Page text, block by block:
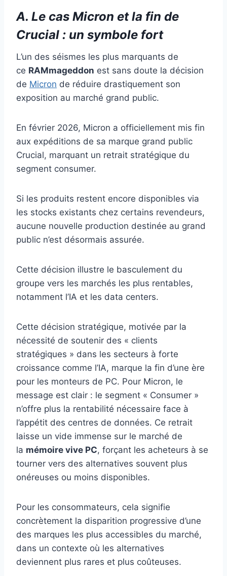
A. Le cas Micron et la fin de
Crucial : un symbole fort
L’un des séismes les plus marquants de
ce RAMmageddon est sans doute la décision
de Micron de réduire drastiquement son
exposition au marché grand public.
En février 2026, Micron a officiellement mis fin
aux expéditions de sa marque grand public
Crucial, marquant un retrait stratégique du
segment consumer.
Si les produits restent encore disponibles via
les stocks existants chez certains revendeurs,
aucune nouvelle production destinée au grand
public n’est désormais assurée.
Cette décision illustre le basculement du
groupe vers les marchés les plus rentables,
notamment l’IA et les data centers.
Cette décision stratégique, motivée par la
nécessité de soutenir des « clients
stratégiques » dans les secteurs à forte
croissance comme l’IA, marque la fin d’une ère
pour les monteurs de PC. Pour Micron, le
message est clair : le segment « Consumer »
n’offre plus la rentabilité nécessaire face à
l’appétit des centres de données. Ce retrait
laisse un vide immense sur le marché de
la mémoire vive PC, forçant les acheteurs à se
tourner vers des alternatives souvent plus
onéreuses ou moins disponibles.
Pour les consommateurs, cela signifie
concrètement la disparition progressive d’une
des marques les plus accessibles du marché,
dans un contexte où les alternatives
deviennent plus rares et plus coûteuses.